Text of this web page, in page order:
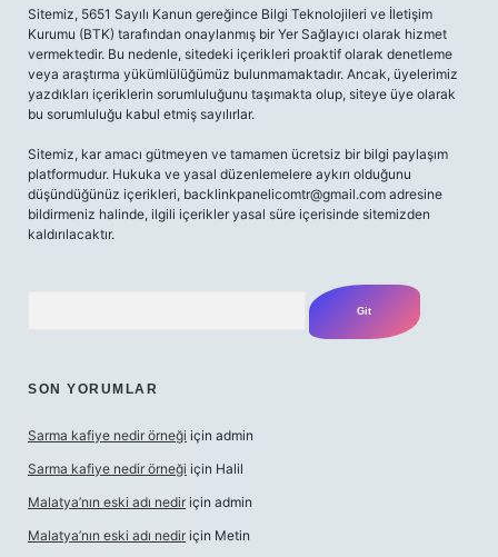
Sitemiz, 5651 Sayılı Kanun gereğince Bilgi Teknolojileri ve İletişim
Kurumu (BTK) tarafından onaylanmış bir Yer Sağlayıcı olarak hizmet
vermektedir. Bu nedenle, sitedeki içerikleri proaktif olarak denetleme
veya araştırma yükümlülüğümüz bulunmamaktadır. Ancak, üyelerimiz
yazdıkları içeriklerin sorumluluğunu taşımakta olup, siteye üye olarak
bu sorumluluğu kabul etmiş sayılırlar.
Sitemiz, kar amacı gütmeyen ve tamamen ücretsiz bir bilgi paylaşım
platformudur. Hukuka ve yasal düzenlemelere aykırı olduğunu
düşündüğünüz içerikleri, backlinkpanelicomtr@gmail.com adresine
bildirmeniz halinde, ilgili içerikler yasal süre içerisinde sitemizden
kaldırılacaktır.
SON YORUMLAR
Sarma kafiye nedir örneği için admin
Sarma kafiye nedir örneği için Halil
Malatya’nın eski adı nedir için admin
Malatya’nın eski adı nedir için Metin